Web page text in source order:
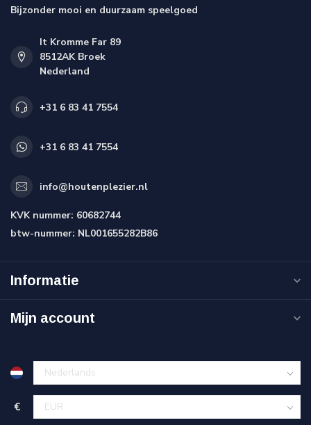
Bijzonder mooi en duurzaam speelgoed
It Kromme Far 89
8512AK Broek
Nederland
+31 6 83 41 7554
+31 6 83 41 7554
info@houtenplezier.nl
KVK nummer: 60682744
btw-nummer: NL001655282B86
Informatie
Mijn account
€